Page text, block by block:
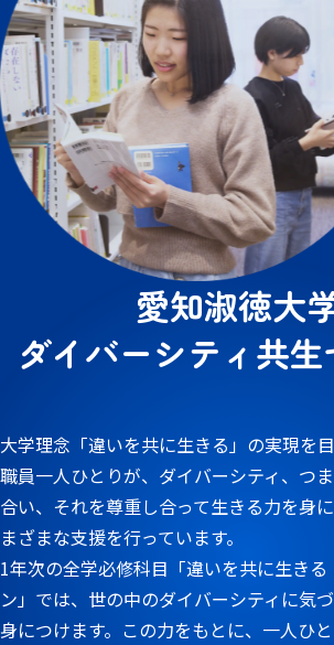
愛知淑徳大
ダイバーシティ共
大学理念「違いを共に生きる」の実現を
職員一人ひとりが、ダイバーシティ、つ
合い、それを尊重し合って生きる力を身
まざまな支援を行っています。
1年次の全学必修科目「違いを共に生きる
ン」では、世の中のダイバーシティに気
身につけます。この力をもとに、一人ひ